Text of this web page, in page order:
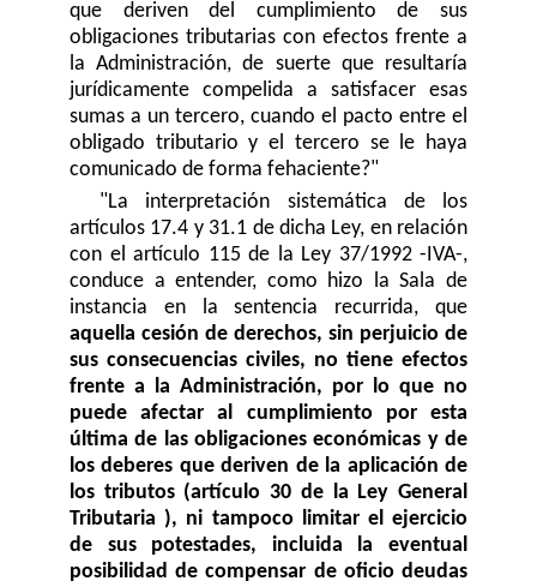
que deriven del cumplimiento de sus
obligaciones tributarias con efectos frente a
la Administración, de suerte que resultaría
jurídicamente compelida a satisfacer esas
sumas a un tercero, cuando el pacto entre el
obligado tributario y el tercero se le haya
comunicado de forma fehaciente?"
"La interpretación sistemática de los
artículos 17.4 y 31.1 de dicha Ley, en relación
con el artículo 115 de la Ley 37/1992 -IVA-,
conduce a entender, como hizo la Sala de
instancia en la sentencia recurrida, que
aquella cesión de derechos, sin perjuicio de
sus consecuencias civiles, no tiene efectos
frente a la Administración, por lo que no
puede afectar al cumplimiento por esta
última de las obligaciones económicas y de
los deberes que deriven de la aplicación de
los tributos (artículo 30 de la Ley General
Tributaria ), ni tampoco limitar el ejercicio
de sus potestades, incluida la eventual
posibilidad de compensar de oficio deudas